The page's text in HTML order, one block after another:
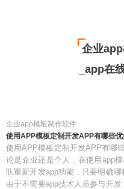
企业
_app在
企业app模板制作软件
使用APP模板定制开发APP有哪些
使用APP模板定制开发APP有哪
论是企业还是个人，在使用app
队重新开发app功能，只要明确
由于不需要app技术人员参与开